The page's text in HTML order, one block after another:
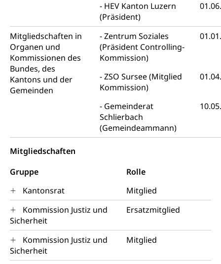
HEV Kanton Luzern
(Präsident)
Mitgliedschaften in
Organen und
Kommissionen des
Bundes, des
Kantons und der
Gemeinden
Zentrum Soziales
(Präsident Controlling-
Kommission)
ZSO Sursee (Mitglied
Kommission)
Gemeinderat
Schlierbach
(Gemeindeammann)
Mitgliedschaften
Gruppe
Rolle
Kantonsrat
Mitglied
Kommission Justiz und
Sicherheit
Ersatzmitglied
Kommission Justiz und
Sicherheit
Mitglied
Energiefachstellenkonferenz Zentralschweiz
Grundbucheintrag, Grundbuchamt,
Grundeigentum, Grundstück
Grundbuchplan mit Eigentümerabfrage
Luft und Klima
Luftreinhaltung, Luftverschmutzung, Klimaschutz,
Klimaveränderung, Treibhauseffekt
Atmosphäre, Luft, Klima (Geoportal)
Klima
Raumplan, Nutzungsplan
Richtplanung Kanton Luzern (ARE)
Raum und Wirtschaft rawi